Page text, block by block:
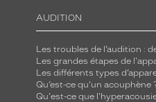
AUDITION
Les troubles de l’audition :
Les grandes étapes de
Les différents types
Qu’est-ce qu'un acouphène
Qu'est-ce que